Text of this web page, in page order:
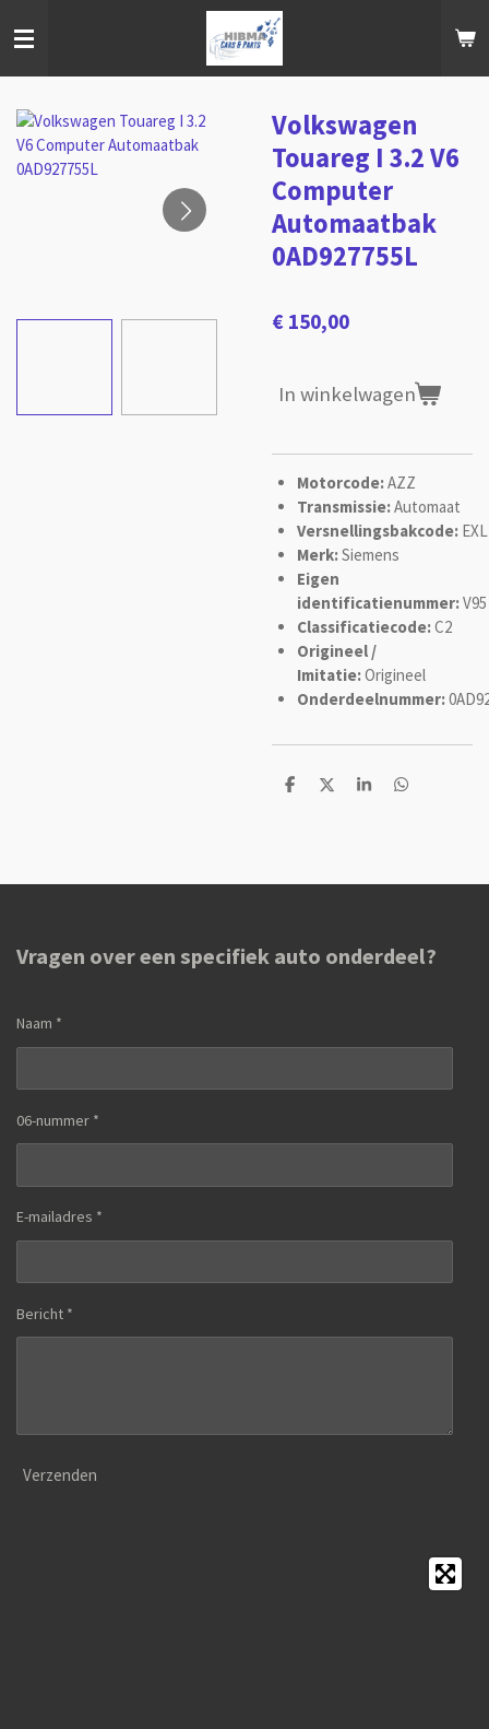
direct
hoofdinhoud
Volkswagen
Touareg I 3.2 V6
Computer
Automaatbak
0AD927755L
€ 150,00
In winkelwagen
Motorcode:AZZ
Transmissie:Automaat
Versnellingsbakcode: EXL
Merk:Siemens
Eigen
identificatienummer:V95
Classificatiecode:C2
Origineel /
Imitatie:Origineel
Onderdeelnummer:
D
D
S
D
Vragen over een specifiek auto onderdeel?
Naam *
06-nummer *
E-mailadres *
Bericht *
Verzenden